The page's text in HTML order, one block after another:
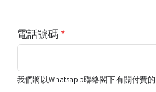
電話號碼 *
我們將以Whatsapp聯絡閣下有關付費